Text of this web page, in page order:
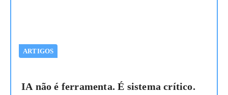
ARTIGOS
IA não é ferramenta. É sistema crítico.